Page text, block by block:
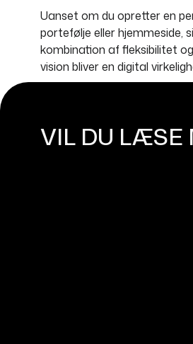
Uanset om du opretter en
portefølje eller hjemmeside,
kombination af fleksibilitet
vision bliver en digital
VIL DU LÆSE